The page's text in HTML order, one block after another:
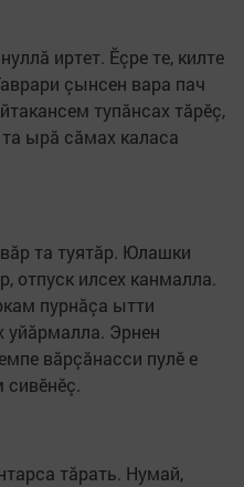
иртет. Ӗçре те, килте
çынсен вара пач
тупăнсах тăрӗç,
ырă сăмах каласа
та туятăр. Юлашки
отпуск илсех канмалла.
пурнăçа ытти
уйăрмалла. Эрнен
вăрçăнасси пулӗ е
сивӗнӗç.
тăрать. Нумай,